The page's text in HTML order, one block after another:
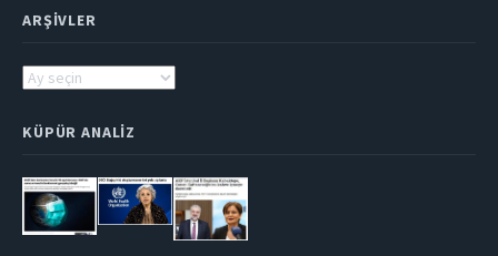
ARŞIVLER
Arşivler
KÜPÜR ANALIZ